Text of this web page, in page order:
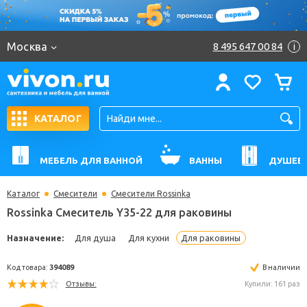
Москва 8 495 647 00 84 i
КАТАЛОГ
МЕБЕЛЬ ДЛЯ ВАННОЙ ВАННЫ
Каталог Смесители Смесители Rossinka
Rossinka Смеситель Y35-22 для раковины
Назначение: Для раковины